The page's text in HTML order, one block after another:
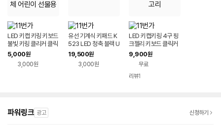
LED 키캡 키링 키보드
불빛 키링 클리커 클릭
커 열쇠고리 4구/9구
단체 어린이 선물용
5,000원
3,000원
유선 기계식 키패드 K
523 LED 청축 블랙 U
SB
19,500원
3,000원
LED 키캡키링 4구 핑
크젤리 키보드 클릭커
고양이발바닥 가방 열
쇠 고리
9,900원
무료
리뷰1
파워링크 광고 신청하기